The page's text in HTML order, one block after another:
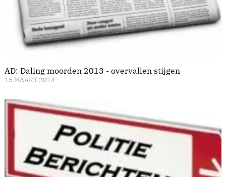
AD: Daling moorden 2013 - overvallen stijgen
15 MAART 2014